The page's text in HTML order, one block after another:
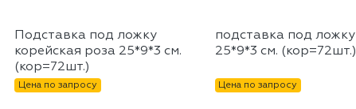
Подставка под ложку
корейская роза 25*9*3 см.
(кор=72шт.)
Цена по запросу
подставка под ложку
25*9*3 см. (кор=72шт.)
Цена по запросу